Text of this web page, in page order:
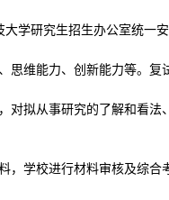
学研究生招生办公室统一安
维能力、创新能力等。
拟从事研究的了解和看
学校进行材料审核及综合